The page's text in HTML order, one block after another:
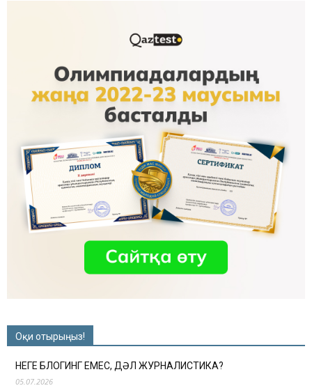
Оқи отырыңыз!
НЕГЕ БЛОГИНГ ЕМЕС, ДӘЛ ЖУРНАЛИСТИКА?
05.07.2026